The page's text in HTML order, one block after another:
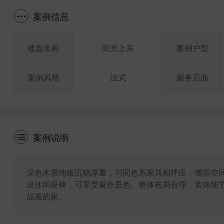
案例信息
楼盘名称
案例风格
阳光上东
法式
案例户型
服务店面
案例说明
深色木质地板沉稳厚重，与同色系家具相呼应，增添
设休闲座椅，可享受窗外景色。整体布局合理，装饰
品质的家。